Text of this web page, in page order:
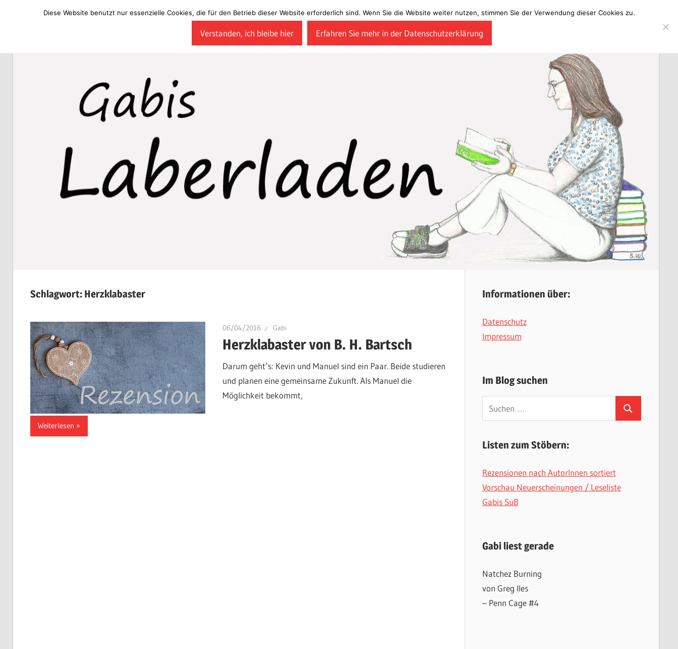
Schlagwort: Herzklabaster
06/04/2016 Gabi
Herzklabaster von B. H. Bartsch
Darum geht’s: Kevin und Manuel sind ein Paar. Beide studieren
und planen eine gemeinsame Zukunft. Als Manuel die
Möglichkeit bekommt,
Weiterlesen
Informationen über:
Datenschutz
Impressum
Im Blog suchen
Suchen
nach:
Suchen
Listen zum Stöbern:
Rezensionen nach AutorInnen sortiert
Vorschau Neuerscheinungen / Leseliste
Gabis SuB
Gabi liest gerade
Natchez Burning
von Greg Iles
– Penn Cage #4
Diese Website benutzt nur essenzielle Cookies, die für den Betrieb dieser Website erforderlich sind. Wenn Sie die Website weiter nutzen, stimmen Sie der Verwendung dieser Cookies zu.
Verstanden, ich bleibe hier Erfahren Sie mehr in der Datenschutzerklärung